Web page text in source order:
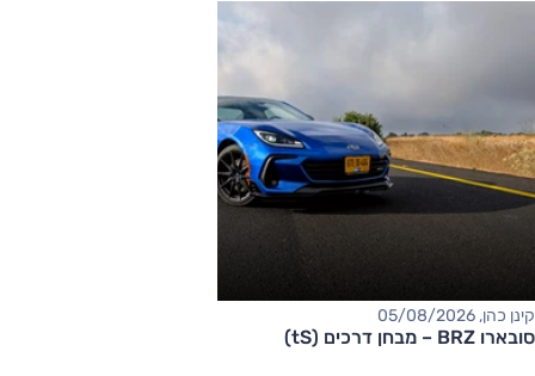
קינן כהן, 05/08/2026
סובארו BRZ – מבחן דרכים (tS)